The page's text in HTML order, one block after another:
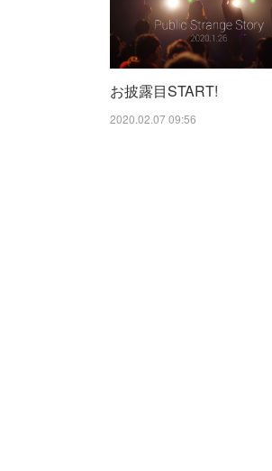
お披露目START!
2020.02.07 09:56